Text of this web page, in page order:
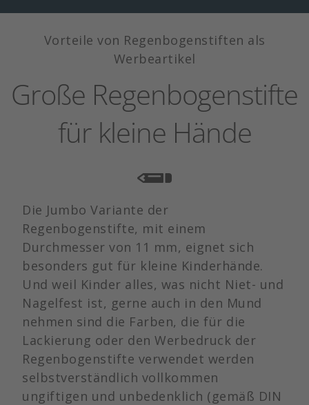
Vorteile von Regenbogenstiften als
Werbeartikel
Große Regenbogenstifte
für kleine Hände
Die Jumbo Variante der
Regenbogenstifte, mit einem
Durchmesser von 11 mm, eignet sich
besonders gut für kleine Kinderhände.
Und weil Kinder alles, was nicht Niet- und
Nagelfest ist, gerne auch in den Mund
nehmen sind die Farben, die für die
Lackierung oder den Werbedruck der
Regenbogenstifte verwendet werden
selbstverständlich vollkommen
ungiftigen und unbedenklich (gemäß DIN